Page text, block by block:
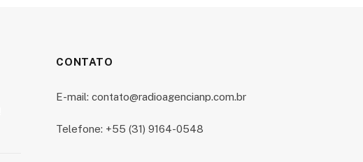
CONTATO
E-mail: contato@radioagencianp.com.br
Telefone: +55 (31) 9164-0548